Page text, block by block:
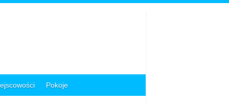
Pokoje